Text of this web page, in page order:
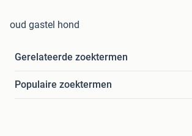
oud gastel hond
Gerelateerde zoektermen
Populaire zoektermen